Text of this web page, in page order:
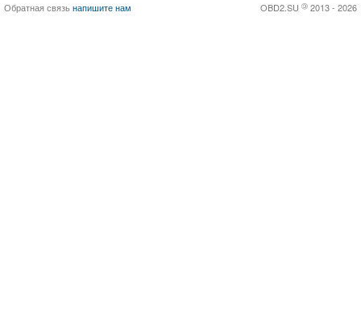
Обратная связьнапишите нам OBD2.SU ©2013 - 2026